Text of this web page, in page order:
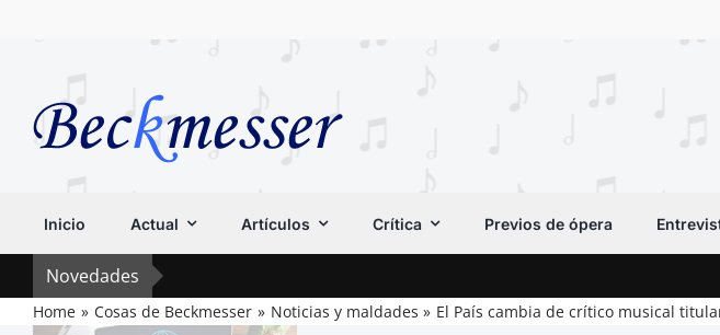
Inicio Actual Artículos Crítica Previos de ópera
Novedades
Home Cosas de Beckmesser Noticias y maldades El País cambia de crítico musical